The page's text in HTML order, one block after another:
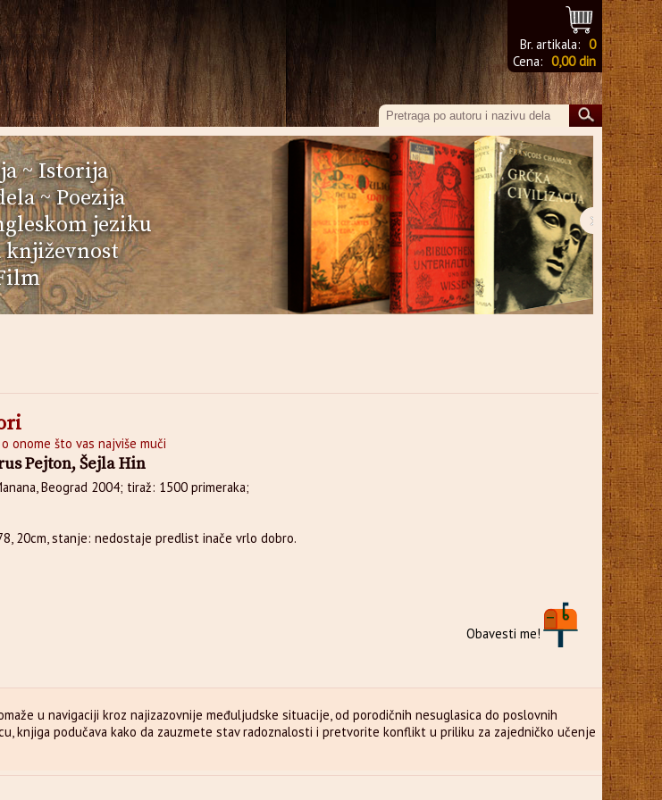
Br. artikala: 0
Cena: 0,00 din
~Istorija
~Poezija
jeziku
književnost
›
onome što vas najviše muči
Pejton, Šejla Hin
Beograd 2004; tiraž: 1500 primeraka;
20cm, stanje: nedostaje predlist inače vrlo dobro.
Obavesti me!
u navigaciji kroz najizazovnije međuljudske situacije, od porodičnih nesuglasica do poslovnih
knjiga podučava kako da zauzmete stav radoznalosti i pretvorite konflikt u priliku za zajedničko učenje